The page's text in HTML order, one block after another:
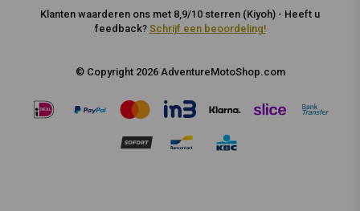
Klanten waarderen ons met 8,9/10 sterren (Kiyoh) - Heeft u
feedback? Schrijf een beoordeling!
© Copyright 2026 AdventureMotoShop.com